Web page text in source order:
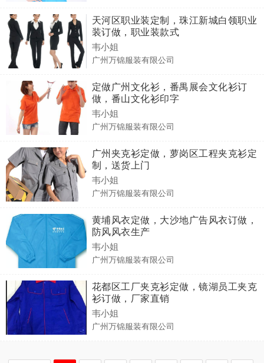
天河区职业装定制，珠江新城白领职业
装订做，职业装款式
韦小姐
广州万锦服装有限公司
定做广州文化衫，番禺展会文化衫订
做，番山文化衫印字
韦小姐
广州万锦服装有限公司
广州夹克衫定做，萝岗区工程夹克衫定
制，送货上门
韦小姐
广州万锦服装有限公司
黄埔风衣定做，大沙地广告风衣订做，
防风风衣生产
韦小姐
广州万锦服装有限公司
花都区工厂夹克衫定做，镜湖员工夹克
衫订做，厂家直销
韦小姐
广州万锦服装有限公司